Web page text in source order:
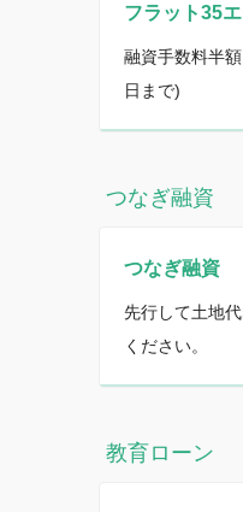
フラット35
融資手数料半
日まで)
つなぎ融資
つなぎ融資
先行して土地
ください。
教育ローン